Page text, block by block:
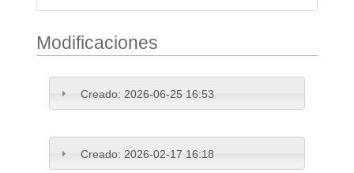
Modificaciones
Creado: 2026-06-25 16:53
Creado: 2026-02-17 16:18